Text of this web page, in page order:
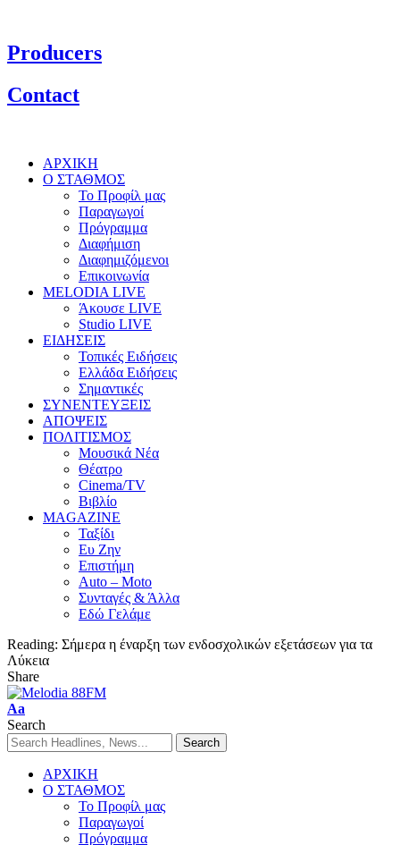
Producers
Contact
ΑΡΧΙΚΗ
Ο ΣΤΑΘΜΟΣ
Το Προφίλ μας
Παραγωγοί
Πρόγραμμα
Διαφήμιση
Διαφημιζόμενοι
Επικοινωνία
MELODIA LIVE
Άκουσε LIVE
Studio LIVE
ΕΙΔΗΣΕΙΣ
Τοπικές Ειδήσεις
Ελλάδα Ειδήσεις
Σημαντικές
ΣΥΝΕΝΤΕΥΞΕΙΣ
ΑΠΟΨΕΙΣ
ΠΟΛΙΤΙΣΜΟΣ
Μουσικά Νέα
Θέατρο
Cinema/TV
Βιβλίο
MAGAZINE
Ταξίδι
Ευ Ζην
Επιστήμη
Auto – Moto
Συνταγές & Άλλα
Εδώ Γελάμε
Reading: Σήμερα η έναρξη των ενδοσχολικών εξετάσεων για τα
Λύκεια
Share
Aa
Search
ΑΡΧΙΚΗ
Ο ΣΤΑΘΜΟΣ
Το Προφίλ μας
Παραγωγοί
Πρόγραμμα